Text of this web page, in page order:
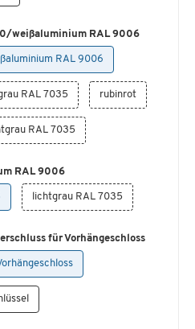
weißaluminium RAL 9006
RAL 9006
RAL 7035 rubinrot
RAL 7035
RAL 9006
lichtgrau RAL 7035
für Vorhängeschloss